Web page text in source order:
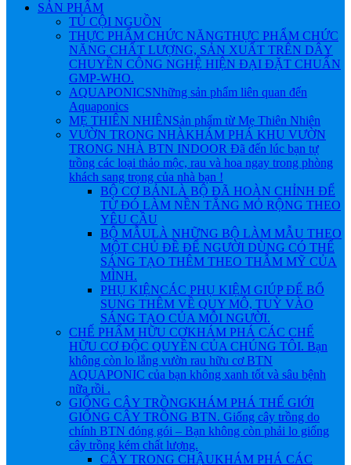
SẢN PHẨM
TỦ CỘI NGUỒN
THỰC PHẨM CHỨC NĂNGTHỰC PHẨM CHỨC
NĂNG CHẤT LƯỢNG, SẢN XUẤT TRÊN DÂY
CHUYỀN CÔNG NGHỆ HIỆN ĐẠI ĐẶT CHUẨN
GMP-WHO.
AQUAPONICSNhững sản phẩm liên quan đến
Aquaponics
MẸ THIÊN NHIÊNSản phẩm từ Mẹ Thiên Nhiên
VƯỜN TRONG NHÀKHÁM PHÁ KHU VƯỜN
TRONG NHÀ BTN INDOOR Đã đến lúc bạn tự
trồng các loại thảo mộc, rau và hoa ngay trong phòng
khách sang trọng của nhà bạn !
BỘ CƠ BẢNLÀ BỘ ĐÃ HOÀN CHỈNH ĐỂ
TỪ ĐÓ LÀM NỀN TẲNG MỎ RỘNG THEO
YÊU CẦU
BỘ MẪULÀ NHỮNG BỘ LÀM MẪU THEO
MỘT CHỦ ĐỀ ĐỂ NGƯỜI DÙNG CÓ THỂ
SÁNG TẠO THÊM THEO THẪM MỸ CỦA
MÌNH.
PHỤ KIỆNCÁC PHỤ KIỆM GIÚP ĐỂ BỔ
SUNG THÊM VỀ QUY MÔ, TUỲ VÀO
SÁNG TẠO CỦA MỖI NGƯỜI.
CHẾ PHẨM HỮU CƠKHÁM PHÁ CÁC CHẾ
HỮU CƠ ĐỘC QUYỀN CỦA CHÚNG TÔI. Bạn
không còn lo lắng vườn rau hữu cơ BTN
AQUAPONIC của bạn không xanh tốt và sâu bệnh
nữa rồi .
GIỐNG CÂY TRỒNGKHÁM PHÁ THẾ GIỚI
GIỐNG CÂY TRỒNG BTN. Giống cây trồng do
chính BTN đóng gói – Bạn không còn phải lo giống
cây trồng kém chất lượng.
CÂY TRONG CHẬUKHÁM PHÁ CÁC